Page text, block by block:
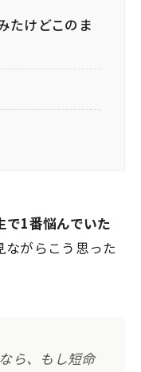
たけどこのま
で1番悩んでいた
ながらこう思った
ら、もし短命